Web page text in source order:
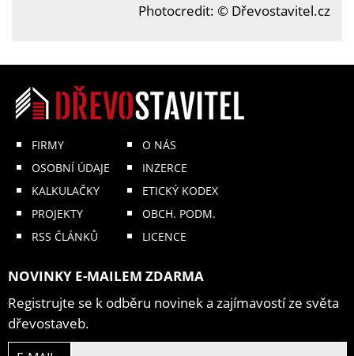
Photocredit: © Dřevostavitel.cz
FIRMY
OSOBNÍ ÚDAJE
KALKULAČKY
PROJEKTY
RSS ČLÁNKŮ
O NÁS
INZERCE
ETICKÝ KODEX
OBCH. PODM.
LICENCE
NOVINKY E-MAILEM ZDARMA
Registrujte se k odběru novinek a zajímavostí ze světa
dřevostaveb.